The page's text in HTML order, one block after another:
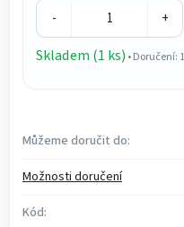
- +
Skladem (1 ks) • Doručení:
Můžeme doručit do:
Možnosti doručení
Kód: